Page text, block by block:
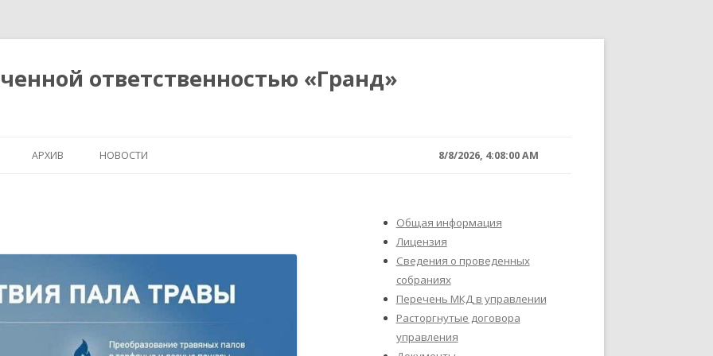
ответственностью «Гранд»
ПЛАН РАБОТ
СВЕДЕНИЯ О СНИЖЕНИИ ПЛАТЫ
О СТОИМОСТИ
УПРАВЛЯЮЩЕЙ
АРХИВ НОВОСТИ 8/8/2026, 4:08:00 AM
Общая информация
Лицензия
Сведения о проведенных
собраниях
Перечень МКД в управлении
Расторгнутые договора
управления